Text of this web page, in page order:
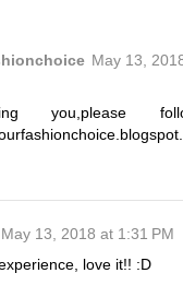
May 13,
you,please
May 13, 2018 at 1:31 PM
love it!! :D